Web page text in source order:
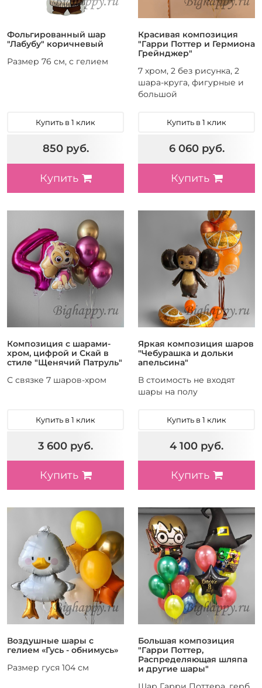
Фольгированный шар
"Лабубу" коричневый
Размер 76 см, с гелием
Купить в 1 клик
850 руб.
Купить
Красивая композиция
"Гарри Поттер и Гермиона
Грейнджер"
7 хром, 2 без рисунка, 2
шара-круга, фигурные и
большой
Купить в 1 клик
6 060 руб.
Купить
Композиция с шарами-
хром, цифрой и Скай в
стиле "Щенячий Патруль"
С связке 7 шаров-хром
Купить в 1 клик
3 600 руб.
Купить
Яркая композиция шаров
"Чебурашка и дольки
апельсина"
В стоимость не входят
шары на полу
Купить в 1 клик
4 100 руб.
Купить
Воздушные шары с
гелием «Гусь - обнимусь»
Размер гуся 104 см
Большая композиция
"Гарри Поттер,
Распределяющая шляпа
и другие шары"